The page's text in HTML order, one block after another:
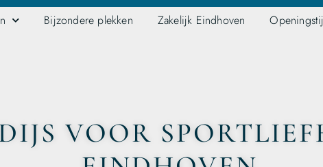
Bijzondere plekken Zakelijk Eindhoven
VOOR